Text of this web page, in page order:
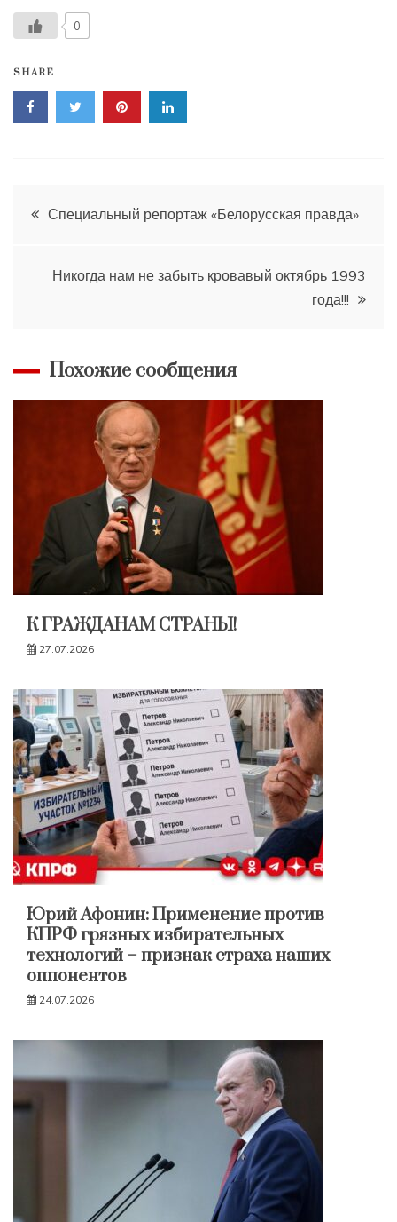
0
SHARE
Навигация
Специальный репортаж «Белорусская правда»
Никогда нам не забыть кровавый октябрь 1993
года!!!
Похожие сообщения
К ГРАЖДАНАМ СТРАНЫ!
27.07.2026
Юрий Афонин: Применение против
КПРФ грязных избирательных
технологий – признак страха наших
оппонентов
24.07.2026